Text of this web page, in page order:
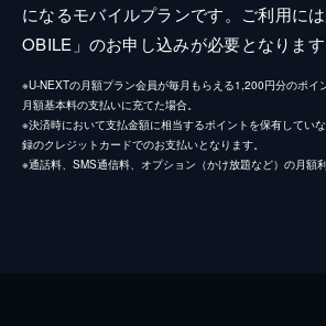
になるモバイルプランです。ご利用に
OBILE」のお申し込みが必要となります
※U-NEXTの月額プラン会員が毎月もらえる1,200円分のポイ
月額基本料の支払いに充てた場合。
※決済時において支払金額に相当するポイントを保有してい
録のクレジットカードでのお支払いとなります。
※通話料、SMS通信料、オプション（かけ放題など）の月額